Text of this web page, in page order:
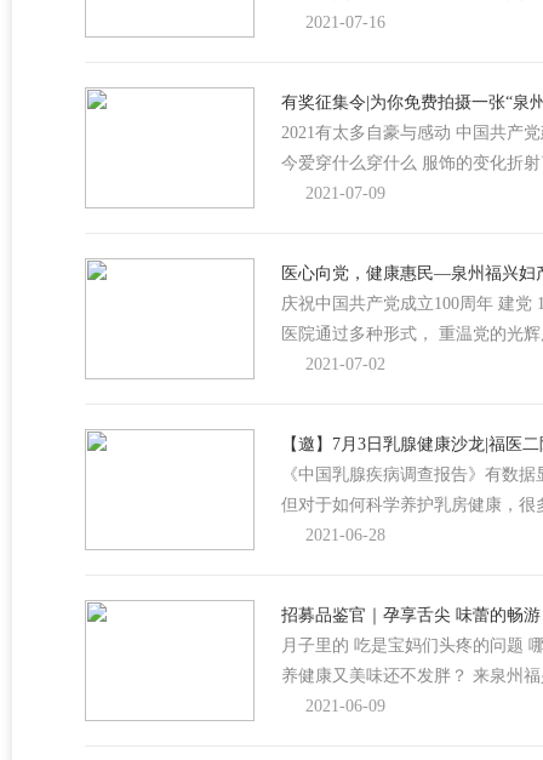
2021-07-16
有奖征集令|为你免费拍摄一张“泉
2021有太多自豪与感动 中国共产
今爱穿什么穿什么 服饰的变化折
2021-07-09
医心向党，健康惠民—泉州福兴妇
庆祝中国共产党成立100周年 建党
医院通过多种形式， 重温党的光
2021-07-02
【邀】7月3日乳腺健康沙龙|福医
《中国乳腺疾病调查报告》有数
但对于如何科学养护乳房健康，很
2021-06-28
招募品鉴官｜孕享舌尖 味蕾的畅
月子里的 吃是宝妈们头疼的问题
养健康又美味还不发胖？ 来泉州
2021-06-09